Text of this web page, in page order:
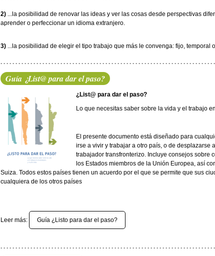
2) ...la posibilidad de renovar las ideas y ver las cosas desde perspectivas
aprender o perfeccionar un idioma extranjero.
3) ...la posibilidad de elegir el tipo trabajo que más le convenga: fijo, temporal
Guía ¿List@ para dar el paso?
¿List@ para dar el paso?
Lo que necesitas saber sobre la vida y el trabajo
El presente documento está diseñado para
irse a vivir y trabajar a otro país, o de desplazarse
trabajador transfronterizo. Incluye consejos sobre
los Estados miembros de la Unión Europea, así
Suiza. Todos estos países tienen un acuerdo por el que se permite que sus
cualquiera de los otros países
Leer más: Guía ¿Listo para dar el paso?